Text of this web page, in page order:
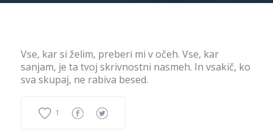
Vse, kar si želim, preberi mi v očeh. Vse, kar
sanjam, je ta tvoj skrivnostni nasmeh. In vsakič, ko
sva skupaj, ne rabiva besed.
1